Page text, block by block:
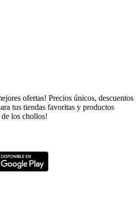
ofertas! Precios únicos, descuentos
tus tiendas favoritas y productos
de los chollos!